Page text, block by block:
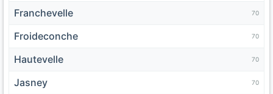
Franchevelle 70
Froideconche 70
Hautevelle 70
Jasney 70